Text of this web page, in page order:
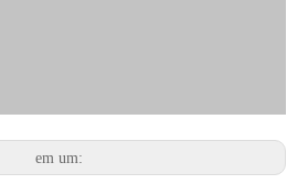
em um: